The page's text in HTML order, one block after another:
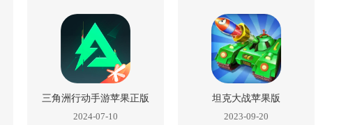
三角洲行动手游苹果正版
2024-07-10
坦克大战苹果版
2023-09-20